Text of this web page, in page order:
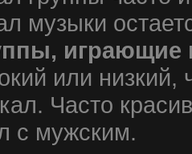
музыки
играющие
или низкий,
Часто
с мужским.